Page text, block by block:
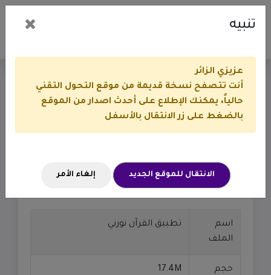
تطبيق القرآن نورني
اسم
الملف
تطبيق القرآن نورني
حجم
17.4M
تنبيه
عزيزي الزائر
أنت تتصفح نسخة قديمة من موقع التحول التقني
حالياً، يمكنك الإطلاع على أحدث اصدار من الموقع
بالضغط على زر الانتقال بالأسفل
الانتقال للموقع الجديد إلغاء الأمر